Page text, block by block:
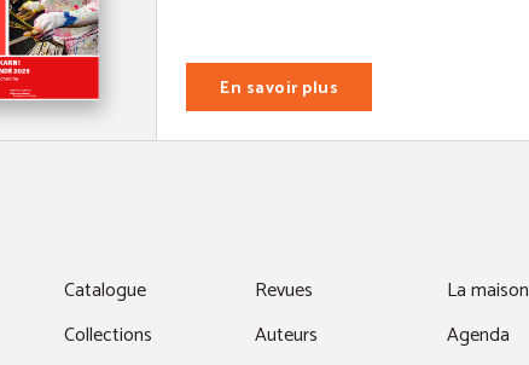
En savoir plus
Catalogue
Collections
Revues
Auteurs
La maison
Agenda